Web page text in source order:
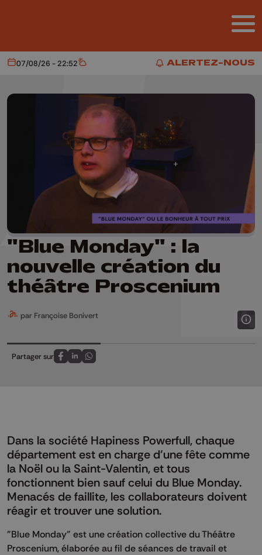
ALERTEZ-NOUS
ALERTEZ-NOUS
Aujourd'hui
07/08/26 - 22:52 Météo
"Blue Monday" : la
nouvelle création du
théâtre Proscenium
par Françoise Bonivert
Partager sur
Partagez sur FaceBook
Partagez sur LinkedIn
Partagez sur Whatsapp
Dans la société Hapiness Powerfull, chaque
département est en charge d'une fête comme
la Noël ou la Saint-Valentin, et tous
fonctionnent bien sauf celui du Blue Monday.
Menacés de faillite, les collaborateurs doivent
réagir et trouver une solution.
"Blue Monday" est une création collective du Théâtre
Proscenium, élaborée au fil de séances de travail et